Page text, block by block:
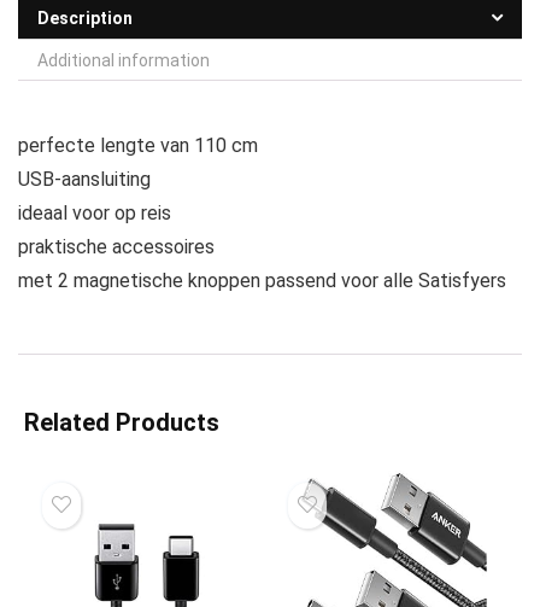
Description
Additional information
perfecte lengte van 110 cm
USB-aansluiting
ideaal voor op reis
praktische accessoires
met 2 magnetische knoppen passend voor alle Satisfyers
Related Products